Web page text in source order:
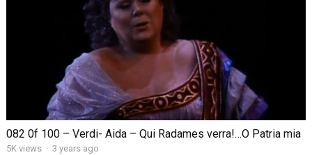
082 0f 100 – Verdi- Aida – Qui Radames verra!…O Patria mia
5K views · 3 years ago